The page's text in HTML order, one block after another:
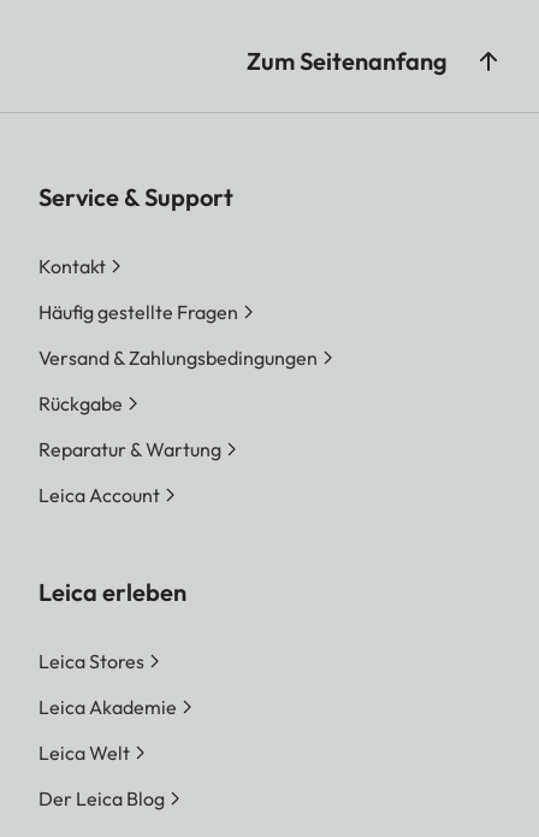
Zum Seitenanfang
Service & Support
Kontakt
Häufig gestellte Fragen
Versand & Zahlungsbedingungen
Rückgabe
Reparatur & Wartung
Leica Account
Leica erleben
Leica Stores
Leica Akademie
Leica Welt
Der Leica Blog